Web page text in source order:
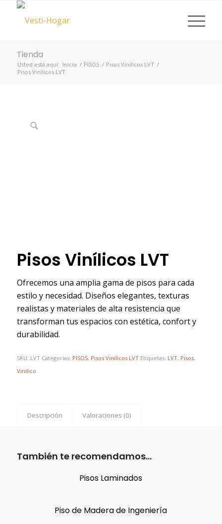
Tienda
Usted está aquí: Inicio / PISOS / Pisos Vinílicos LVT /
Pisos Vinílicos LVT
Pisos Vinílicos LVT
Ofrecemos una amplia gama de pisos para cada
estilo y necesidad. Diseños elegantes, texturas
realistas y materiales de alta resistencia que
transforman tus espacios con estética, confort y
durabilidad.
SKU: LVT Categorías: PISOS, Pisos Vinílicos LVT Etiquetas: LVT, Pisos,
Vinilico
Descripción Valoraciones (0)
También te recomendamos…
Pisos Laminados
Piso de Madera de Ingeniería